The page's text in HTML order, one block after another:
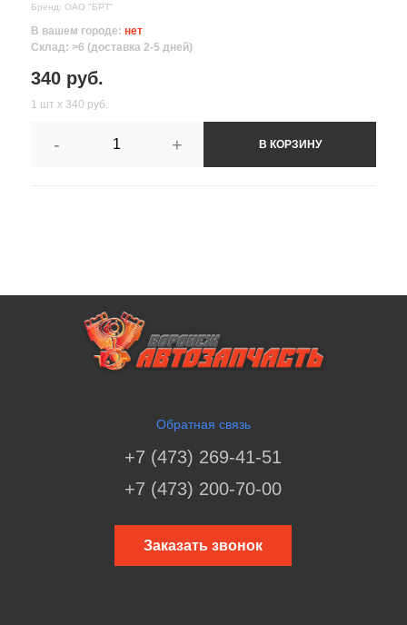
Бренд: ОАО "БРТ"
В вашем городе: нет
Склад: >6 (доставка 2-5 дней)
340 руб.
1 шт х 340 руб.
- + В КОРЗИНУ
Обратная связь
+7 (473) 269-41-51
+7 (473) 200-70-00
Заказать звонок